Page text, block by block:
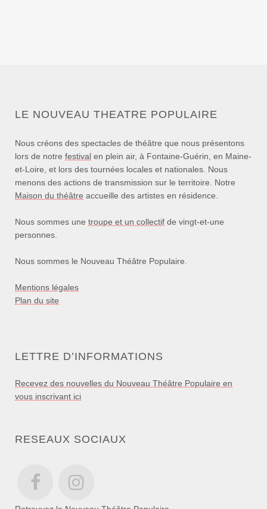
LE NOUVEAU THEATRE POPULAIRE
Nous créons des spectacles de théâtre que nous présentons
lors de notre festival en plein air, à Fontaine-Guérin, en Maine-
et-Loire, et lors des tournées locales et nationales. Nous
menons des actions de transmission sur le territoire. Notre
Maison du théâtre accueille des artistes en résidence.
Nous sommes une troupe et un collectif de vingt-et-une
personnes.
Nous sommes le Nouveau Théâtre Populaire.
Mentions légales
Plan du site
LETTRE D’INFORMATIONS
Recevez des nouvelles du Nouveau Théâtre Populaire en
vous inscrivant ici
RESEAUX SOCIAUX